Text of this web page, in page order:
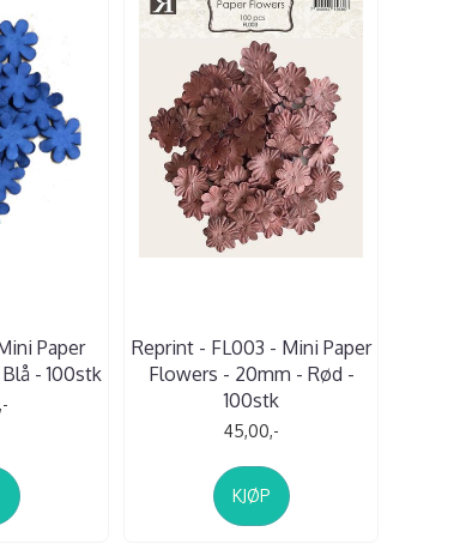
Paper
- 100stk
Reprint - FL003 - Mini Paper
Flowers - 20mm - Rød -
100stk
45,00,-
KJØP